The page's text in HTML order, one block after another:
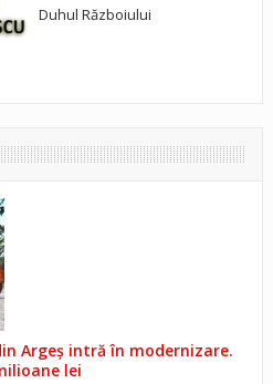
Duhul Războiului
Argeș intră în modernizare.
lei